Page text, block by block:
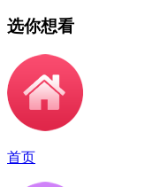
选你想看
首页